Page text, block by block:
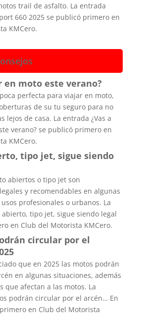
trail de asfalto. La entrada
660 2025 se publicó primero en
KMCero.
en moto este verano?
perfecta para viajar en moto,
de su tu seguro para no
lejos de casa. La entrada ¿Vas a
verano? se publicó primero en
KMCero.
tipo jet, sigue siendo
abiertos o tipo jet son
y recomendables en algunas
profesionales o urbanos. La
abierto, tipo jet, sigue siendo legal
en Club del Motorista KMCero.
circular por el
que en 2025 las motos podrán
en algunas situaciones, además
que afectan a las motos. La
podrán circular por el arcén… En
en Club del Motorista